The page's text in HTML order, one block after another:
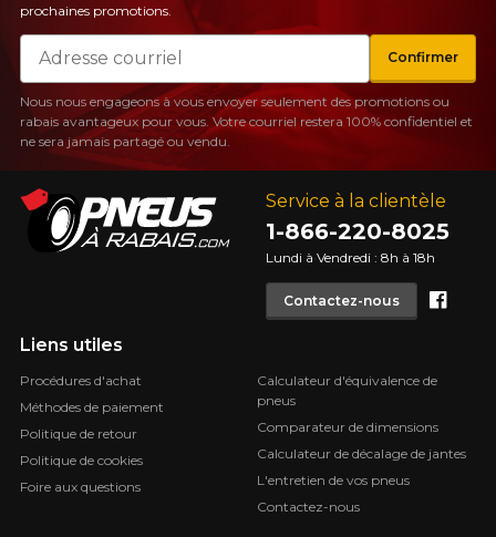
Service à la clientèle
1-866-220-8025
Lundi à Vendredi : 8h à 18h
Contactez-nous
Liens utiles
Procédures d'achat
Méthodes de paiement
Politique de retour
Politique de cookies
Foire aux questions
Calculateur d'équivalence de
pneus
Comparateur de dimensions
Calculateur de décalage de jantes
L'entretien de vos pneus
Contactez-nous
prochaines promotions.
Courriel
Confirmer
Nous nous engageons à vous envoyer seulement des promotions ou
rabais avantageux pour vous. Votre courriel restera 100% confidentiel et
ne sera jamais partagé ou vendu.